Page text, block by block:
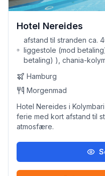
Hotel Nereides
afstand til stranden ca.
liggestole (mod
betaling) ), chania-
Hamburg
Morgenmad
Hotel Nereides i
ferie med kort afstand til
atmosfære.